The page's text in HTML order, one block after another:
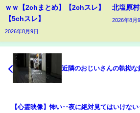
ｗｗ【2chまとめ】【2chスレ】
【5chスレ】
2026年8月9日
北塩原
2026年8月
近隣のおじいさんの執拗
【心霊映像】怖い‥夜に絶対見てはいけな